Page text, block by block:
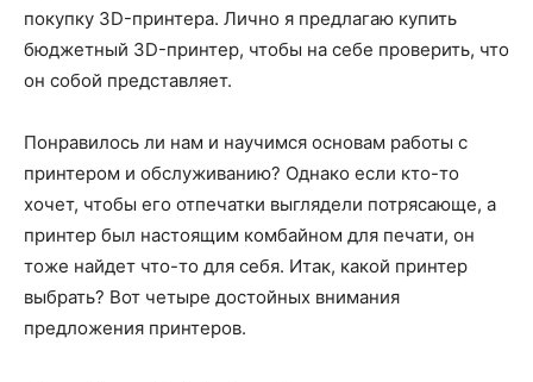
покупку 3D-принтера. Лично я предлагаю купить
бюджетный 3D-принтер, чтобы на себе проверить, что
он собой представляет.
Понравилось ли нам и научимся основам работы с
принтером и обслуживанию? Однако если кто-то
хочет, чтобы его отпечатки выглядели потрясающе, а
принтер был настоящим комбайном для печати, он
тоже найдет что-то для себя. Итак, какой принтер
выбрать? Вот четыре достойных внимания
предложения принтеров.